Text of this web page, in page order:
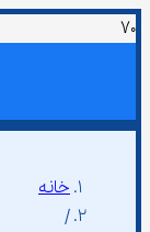
خانه
/